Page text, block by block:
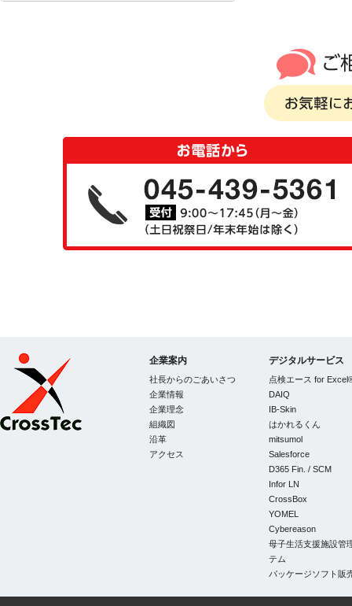
ご相談
お気軽
企業案内
社長からのごあいさつ
企業情報
企業理念
組織図
沿革
アクセス
デジタルサービス
点検エース for
DAIQ
IB-Skin
はかれるくん
mitsumol
Salesforce
D365 Fin. / SCM
Infor LN
CrossBox
YOMEL
Cybereason
母子生活支援施設管
テム
パッケージソフト販